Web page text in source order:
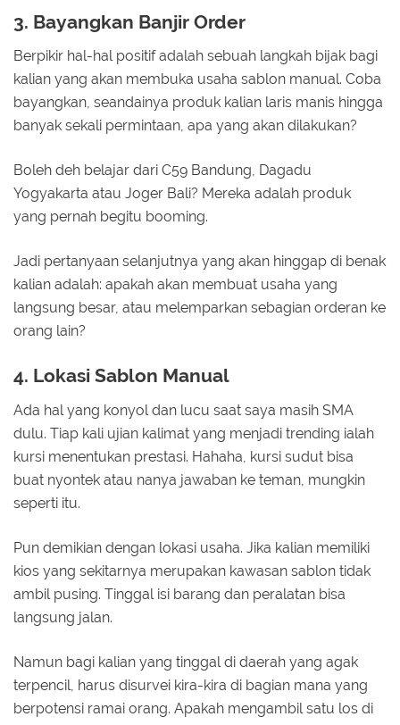
3. Bayangkan Banjir Order
Berpikir hal-hal positif adalah sebuah langkah bijak bagi
kalian yang akan membuka usaha sablon manual. Coba
bayangkan, seandainya produk kalian laris manis hingga
banyak sekali permintaan, apa yang akan dilakukan?
Boleh deh belajar dari C59 Bandung, Dagadu
Yogyakarta atau Joger Bali? Mereka adalah produk
yang pernah begitu booming.
Jadi pertanyaan selanjutnya yang akan hinggap di benak
kalian adalah: apakah akan membuat usaha yang
langsung besar, atau melemparkan sebagian orderan ke
orang lain?
4. Lokasi Sablon Manual
Ada hal yang konyol dan lucu saat saya masih SMA
dulu. Tiap kali ujian kalimat yang menjadi trending ialah
kursi menentukan prestasi. Hahaha, kursi sudut bisa
buat nyontek atau nanya jawaban ke teman, mungkin
seperti itu.
Pun demikian dengan lokasi usaha. Jika kalian memiliki
kios yang sekitarnya merupakan kawasan sablon tidak
ambil pusing. Tinggal isi barang dan peralatan bisa
langsung jalan.
Namun bagi kalian yang tinggal di daerah yang agak
terpencil, harus disurvei kira-kira di bagian mana yang
berpotensi ramai orang. Apakah mengambil satu los di